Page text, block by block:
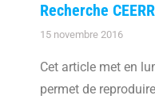
Recherche
15 novembre 2016
Cet article met en
permet de